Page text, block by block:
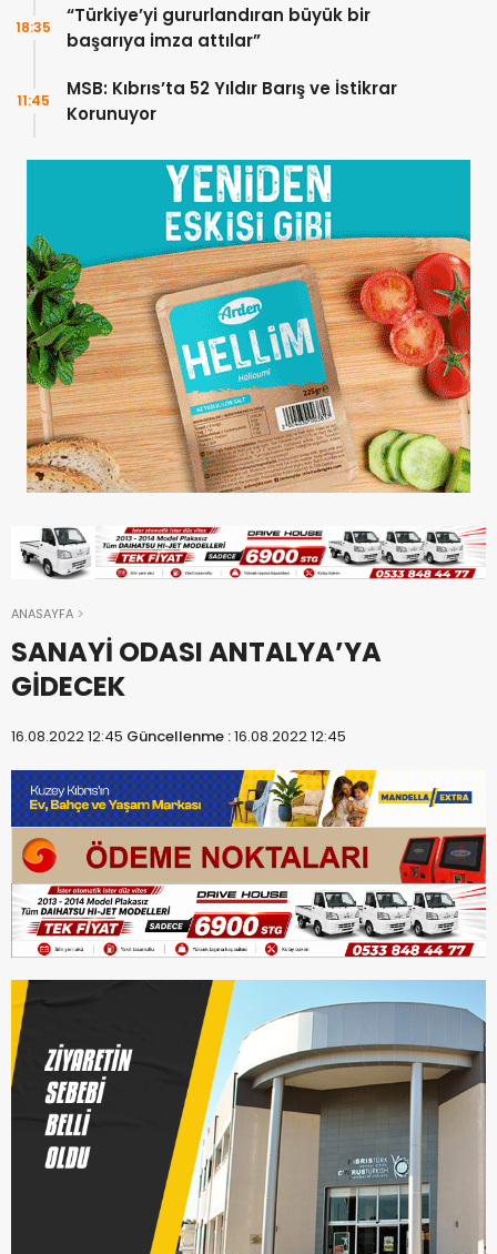
“Türkiye’yi gururlandıran büyük bir
başarıya imza attılar”
18:35
MSB: Kıbrıs’ta 52 Yıldır Barış ve İstikrar
Korunuyor
11:45
ANASAYFA
SANAYİ ODASI ANTALYA’YA
GİDECEK
16.08.2022 12:45 Güncellenme :16.08.2022 12:45